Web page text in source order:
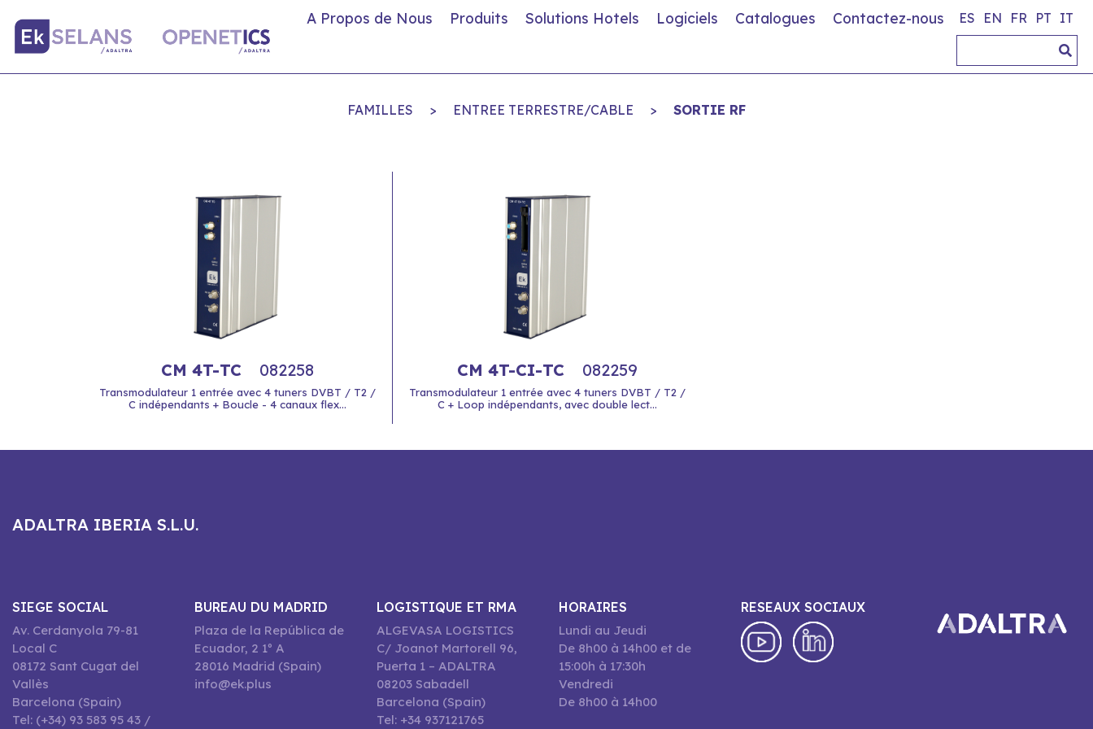
A Propos de Nous Produits Solutions Hotels Logiciels Catalogues Contactez-nous ES EN FR PT IT
FAMILLES > ENTREE TERRESTRE/CABLE > SORTIE RF
CM 4T-TC 082258
Transmodulateur 1 entrée avec 4 tuners DVBT / T2 /
C indépendants + Boucle - 4 canaux flex...
CM 4T-CI-TC 082259
Transmodulateur 1 entrée avec 4 tuners DVBT / T2 /
C + Loop indépendants, avec double lect...
ADALTRA IBERIA S.L.U.
SIEGE SOCIAL
Av. Cerdanyola 79-81
Local C
08172 Sant Cugat del
Vallès
Barcelona (Spain)
Tel: (+34) 93 583 95 43 /
BUREAU DU MADRID
Plaza de la República de
Ecuador, 2 1º A
28016 Madrid (Spain)
info@ek.plus
LOGISTIQUE ET RMA
ALGEVASA LOGISTICS
C/ Joanot Martorell 96,
Puerta 1 – ADALTRA
08203 Sabadell
Barcelona (Spain)
Tel: +34 937121765
HORAIRES
Lundi au Jeudi
De 8h00 à 14h00 et de
15:00h à 17:30h
Vendredi
De 8h00 à 14h00
RESEAUX SOCIAUX